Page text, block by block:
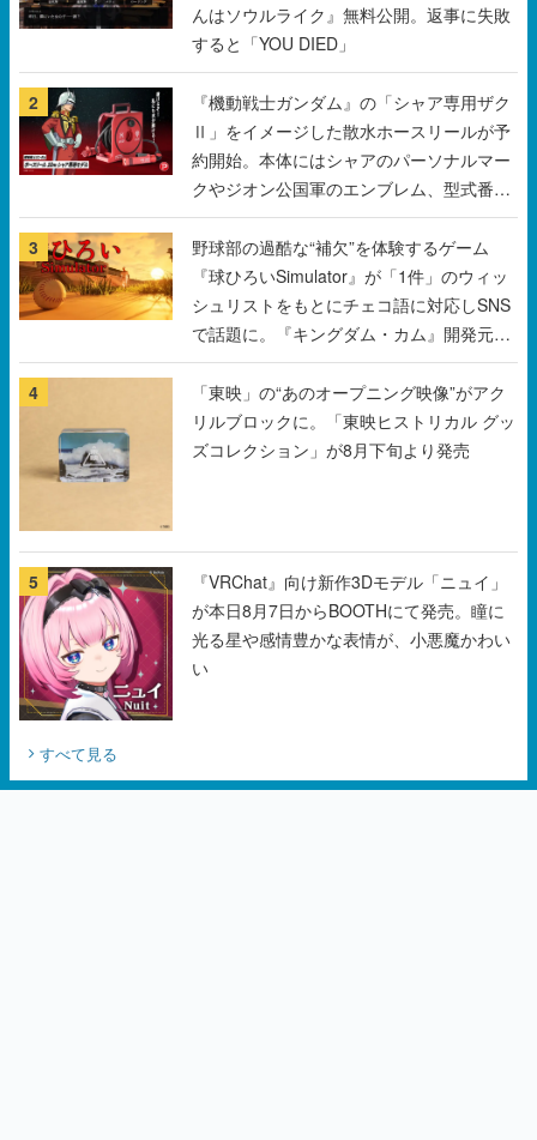
んはソウルライク』無料公開。返事に失敗
すると「YOU DIED」
2
『機動戦士ガンダム』の「シャア専用ザク
Ⅱ」をイメージした散水ホースリールが予
約開始。本体にはシャアのパーソナルマー
クやジオン公国軍のエンブレム、型式番号
などを配置
3
野球部の過酷な“補欠”を体験するゲーム
『球ひろいSimulator』が「1件」のウィッ
シュリストをもとにチェコ語に対応しSNS
で話題に。『キングダム・カム』開発元や
チェコのプロ野球選手から称賛の声
4
「東映」の“あのオープニング映像”がアク
リルブロックに。「東映ヒストリカル グッ
ズコレクション」が8月下旬より発売
5
『VRChat』向け新作3Dモデル「ニュイ」
が本日8月7日からBOOTHにて発売。瞳に
光る星や感情豊かな表情が、小悪魔かわい
い
すべて見る